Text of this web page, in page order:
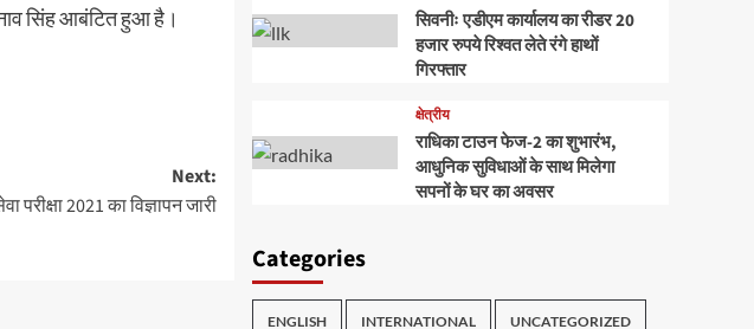
सिंह आबंटित हुआ है।
Next:
परीक्षा 2021 का विज्ञापन जारी
सिवनीः एडीएम कार्यालय का रीडर 20
हजार रुपये रिश्वत लेते रंगे हाथों
गिरफ्तार
क्षेत्रीय
राधिका टाउन फेज-2 का शुभारंभ,
आधुनिक सुविधाओं के साथ मिलेगा
सपनों के घर का अवसर
Categories
ENGLISH INTERNATIONAL UNCATEGORIZED